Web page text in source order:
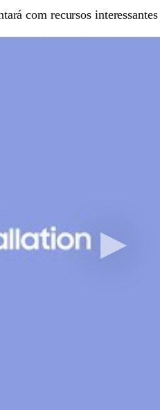
com recursos